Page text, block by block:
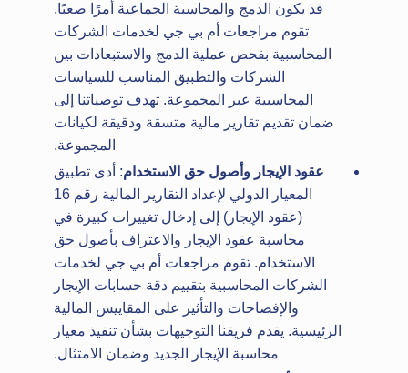
قد يكون الدمج والمحاسبة الجماعية أمرًا صعبًا.
تقوم مراجعات أم بي جي لخدمات الشركات
المحاسبية بفحص عملية الدمج والاستبعادات بين
الشركات والتطبيق المناسب للسياسات
المحاسبية عبر المجموعة. تهدف توصياتنا إلى
ضمان تقديم تقارير مالية متسقة ودقيقة لكيانات
المجموعة.
عقود الإيجار وأصول حق الاستخدام: أدى تطبيق
المعيار الدولي لإعداد التقارير المالية رقم 16
(عقود الإيجار) إلى إدخال تغييرات كبيرة في
محاسبة عقود الإيجار والاعتراف بأصول حق
الاستخدام. تقوم مراجعات أم بي جي لخدمات
الشركات المحاسبية بتقييم دقة حسابات الإيجار
والإفصاحات والتأثير على المقاييس المالية
الرئيسية. يقدم فريقنا التوجيهات بشأن تنفيذ معيار
محاسبة الإيجار الجديد وضمان الامتثال.